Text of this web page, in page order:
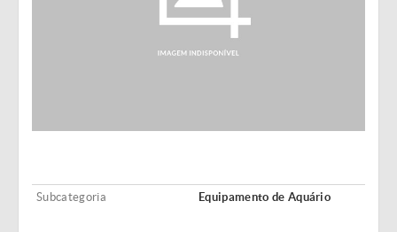
Subcategoria Equipamento de Aquário